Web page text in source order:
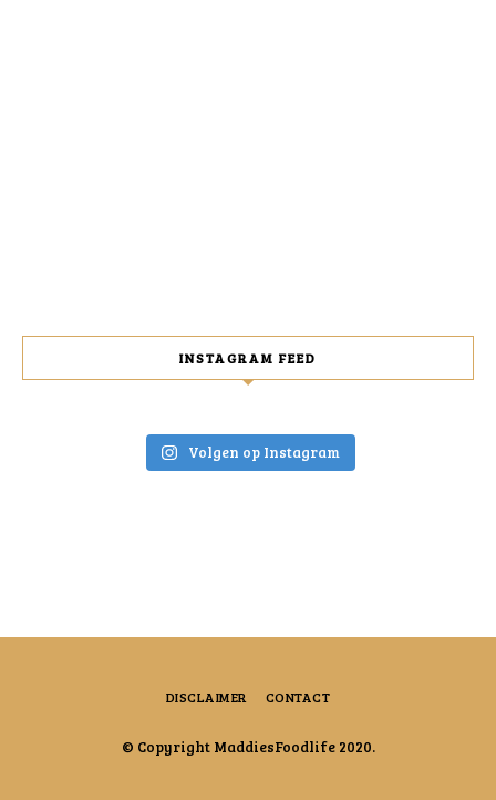
INSTAGRAM FEED
Volgen op Instagram
DISCLAIMER CONTACT
© Copyright MaddiesFoodlife 2020.